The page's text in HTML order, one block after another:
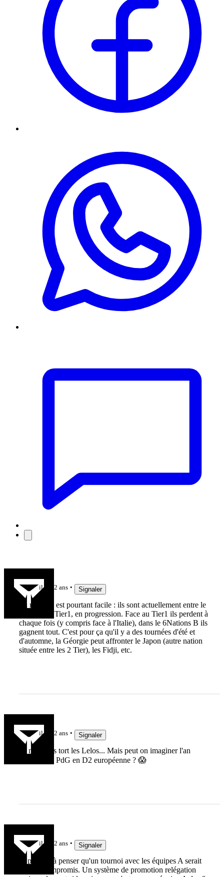
il y a 2 ans Signaler
La réponse est pourtant facile : ils sont actuellement entre le
Tier 2 et le Tier1, en progression. Face au Tier1 ils perdent à
chaque fois (y compris face à l'Italie), dans le 6Nations B ils
gagnent tout. C'est pour ça qu'il y a des tournées d'été et
d'automne, la Géorgie peut affronter le Japon (autre nation
située entre les 2 Tier), les Fidji, etc.
il y a 2 ans Signaler
Ils n'ont pas tort les Lelos... Mais peut on imaginer l'an
prochain le PdG en D2 européenne ? 😱
il y a 2 ans Signaler
Je persiste à penser qu'un tournoi avec les équipes A serait
un bon compromis. Un système de promotion relégation